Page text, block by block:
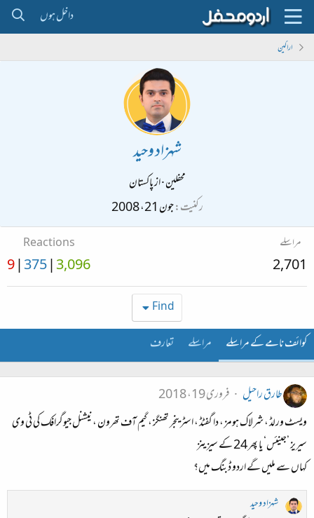
داخل ہوں
اراکین
شہزاد وحید
محفلین·ازپاکستان
رکنیت جون 21، 2008
مراسلے
2,701
Reactions
3,096
375
9
Find
کوائف نامے کے مراسلے مراسلے تعارف
طارق راحیل
فروری 19، 2018
ویسٹ ورلڈ ، شرلاک ہومز ، دا گفٹڈ ، اسٹرینجر تھنگز ، گیم آف تھرون ، نیشنل جیوگرافک کی ٹی وی
سیریز ’جینئس‘ یا پھر 24 کے سیزینز
کہاں سے ملیں گے اردو ڈبنگ میں؟
شہزاد وحید